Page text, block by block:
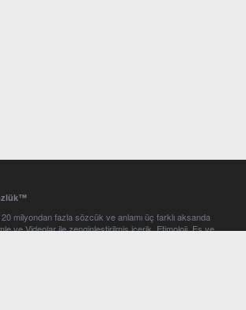
milyondan fazla sözcük ve anlamı üç farklı aksanda
ve Videolar ile zenginleştirilmiş içerik. Etimoloji, Eş ve